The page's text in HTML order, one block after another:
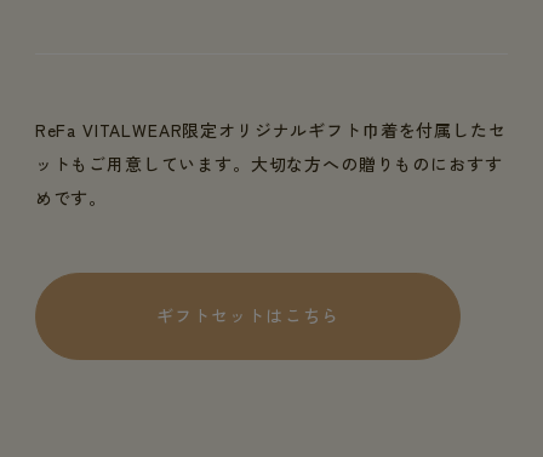
ReFa VITALWEAR限定オリジナルギフト巾着を付属したセ
ットもご用意しています。大切な方への贈りものにおすす
めです。
ギフトセットはこちら